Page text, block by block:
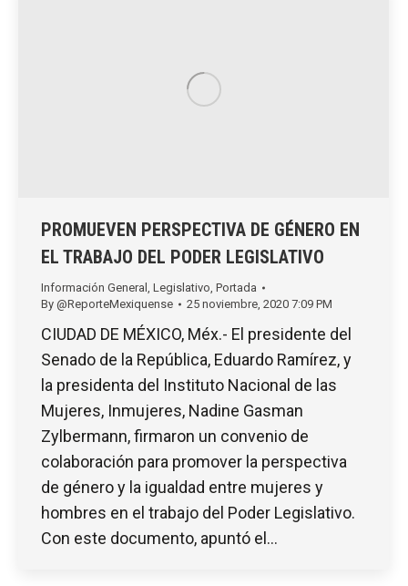
PROMUEVEN PERSPECTIVA DE GÉNERO EN
EL TRABAJO DEL PODER LEGISLATIVO
Información General Legislativo Portada
By @ReporteMexiquense 25 noviembre, 2020 7:09 PM
CIUDAD DE MÉXICO, Méx.- El presidente del
Senado de la República, Eduardo Ramírez, y
la presidenta del Instituto Nacional de las
Mujeres, Inmujeres, Nadine Gasman
Zylbermann, firmaron un convenio de
colaboración para promover la perspectiva
de género y la igualdad entre mujeres y
hombres en el trabajo del Poder Legislativo.
Con este documento, apuntó el…